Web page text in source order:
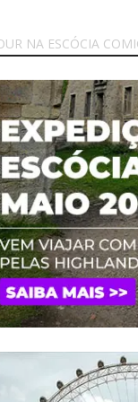
NA ESCÓCIA